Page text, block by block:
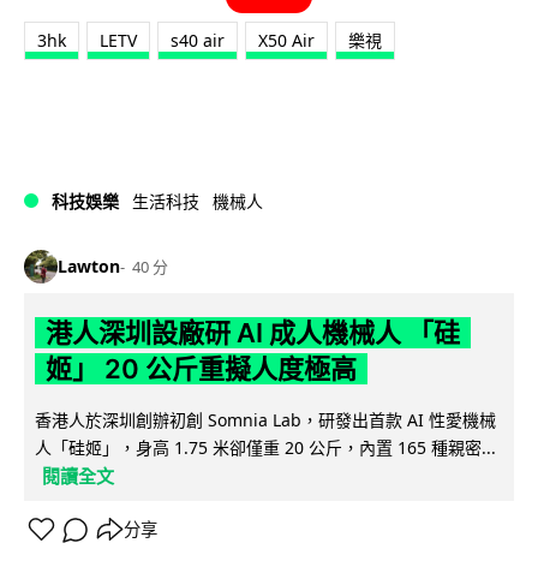
3hk LETV s40 air X50 Air 樂視
科技娛樂 生活科技 機械人
Lawton 40 分
港人深圳設廠研 AI 成人機械人 「硅
姬」 20 公斤重擬人度極高
香港人於深圳創辦初創 Somnia Lab，研發出首款 AI 性愛機械
人「硅姬」，身高 1.75 米卻僅重 20 公斤，內置 165 種親密...
閱讀全文
分享